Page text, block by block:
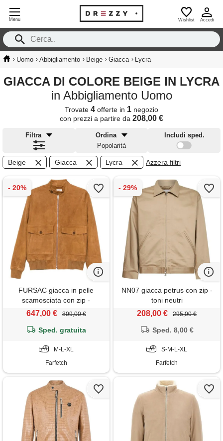
Menu Wishlist Accedi
› Uomo › Abbigliamento › Beige › Giacca › Lycra
GIACCA DI COLORE BEIGE IN LYCRA
in Abbigliamento Uomo
Trovate 4 offerte in 1 negozio
con prezzi a partire da 208,00 €
Filtra
Ordina
Popolarità
Includi sped.
Beige Giacca Lycra Azzera filtri
FURSAC giacca in pelle
scamosciata con zip -
marrone
647,00 € 809,00 €
Sped. gratuita
M-L-XL
Farfetch
NN07 giacca petrus con zip -
toni neutri
208,00 € 295,00 €
Sped. 8,00 €
S-M-L-XL
Farfetch